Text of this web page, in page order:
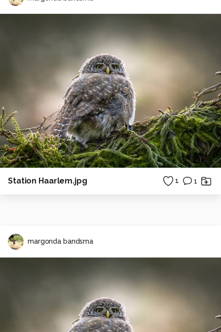
Station Haarlem.jpg 1 1
margonda bandsma